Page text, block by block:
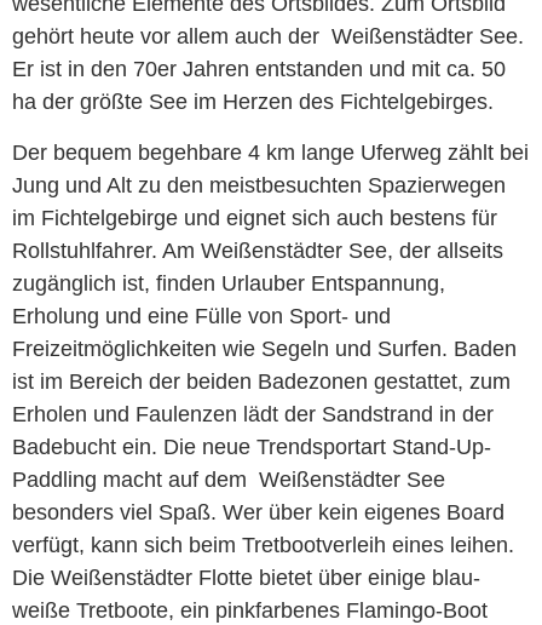
gehört heute vor allem auch der Weißenstädter See.
Er ist in den 70er Jahren entstanden und mit ca. 50
ha der größte See im Herzen des Fichtelgebirges.
Der bequem begehbare 4 km lange Uferweg zählt bei
Jung und Alt zu den meistbesuchten Spazierwegen
im Fichtelgebirge und eignet sich auch bestens für
Rollstuhlfahrer. Am Weißenstädter See, der allseits
zugänglich ist, finden Urlauber Entspannung,
Erholung und eine Fülle von Sport- und
Freizeitmöglichkeiten wie Segeln und Surfen. Baden
ist im Bereich der beiden Badezonen gestattet, zum
Erholen und Faulenzen lädt der Sandstrand in der
Badebucht ein. Die neue Trendsportart Stand-Up-
Paddling macht auf dem Weißenstädter See
besonders viel Spaß. Wer über kein eigenes Board
verfügt, kann sich beim Tretbootverleih eines leihen.
Die Weißenstädter Flotte bietet über einige blau-
weiße Tretboote, ein pinkfarbenes Flamingo-Boot